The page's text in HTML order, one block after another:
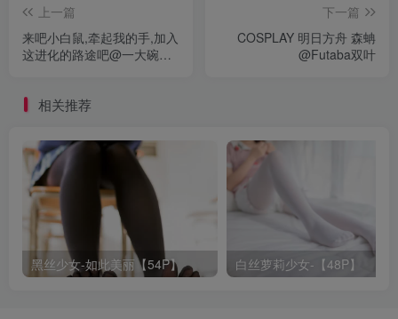
来吧小白鼠,牵起我的手,加入
这进化的路途吧@一大碗杏
仁豆腐
COSPLAY 明日方舟 森蚺
@Futaba双叶
黑丝少女-如此美丽【54P】 白丝萝莉少女-【48P】